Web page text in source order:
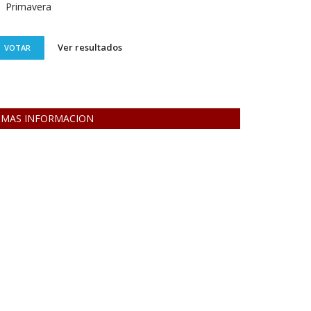
Primavera
VOTAR Ver resultados
MAS INFORMACION